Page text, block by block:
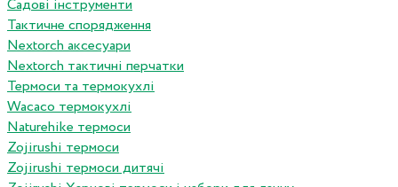
Садові інструменти
Тактичне спорядження
Nextorch аксесуари
Nextorch тактичні перчатки
Термоси та термокухлі
Wacaco термокухлі
Naturehike термоси
Zojirushi термоси
Zojirushi термоси дитячі